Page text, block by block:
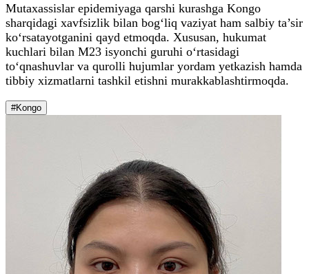
Mutaxassislar epidemiyaga qarshi kurashga Kongo
sharqidagi xavfsizlik bilan bog‘liq vaziyat ham salbiy ta’sir
ko‘rsatayotganini qayd etmoqda. Xususan, hukumat
kuchlari bilan M23 isyonchi guruhi o‘rtasidagi
to‘qnashuvlar va qurolli hujumlar yordam yetkazish hamda
tibbiy xizmatlarni tashkil etishni murakkablashtirmoqda.
#Kongo